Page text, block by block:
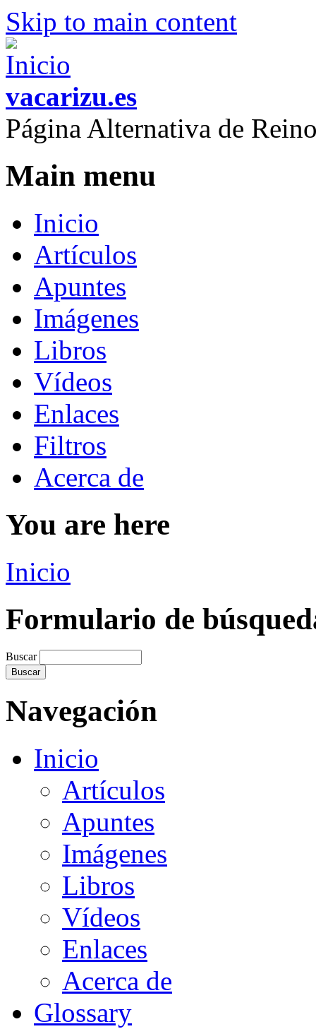
Skip to main content
vacarizu.es
Página Alternativa de
Main menu
Inicio
Artículos
Apuntes
Imágenes
Libros
Vídeos
Enlaces
Filtros
Acerca de
You are here
Inicio
Formulario de
Buscar
Navegación
Inicio
Artículos
Apuntes
Imágenes
Libros
Vídeos
Enlaces
Acerca de
Glossary